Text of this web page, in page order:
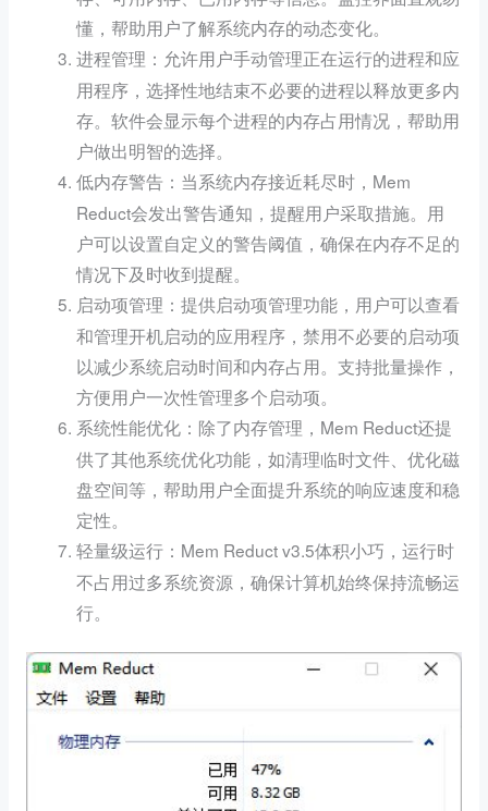
懂，帮助用户了解系统内存的动态变化。
进程管理 ：允许用户手动管理正在运行的进程和应
用程序，选择性地结束不必要的进程以释放更多内
存。软件会显示每个进程的内存占用情况，帮助用
户做出明智的选择。
低内存警告 ：当系统内存接近耗尽时，Mem
Reduct会发出警告通知，提醒用户采取措施。用
户可以设置自定义的警告阈值，确保在内存不足的
情况下及时收到提醒。
启动项管理 ：提供启动项管理功能，用户可以查看
和管理开机启动的应用程序，禁用不必要的启动项
以减少系统启动时间和内存占用。支持批量操作，
方便用户一次性管理多个启动项。
系统性能优化 ：除了内存管理，Mem Reduct还提
供了其他系统优化功能，如清理临时文件、优化磁
盘空间等，帮助用户全面提升系统的响应速度和稳
定性。
轻量级运行 ：Mem Reduct v3.5体积小巧，运行时
不占用过多系统资源，确保计算机始终保持流畅运
行。